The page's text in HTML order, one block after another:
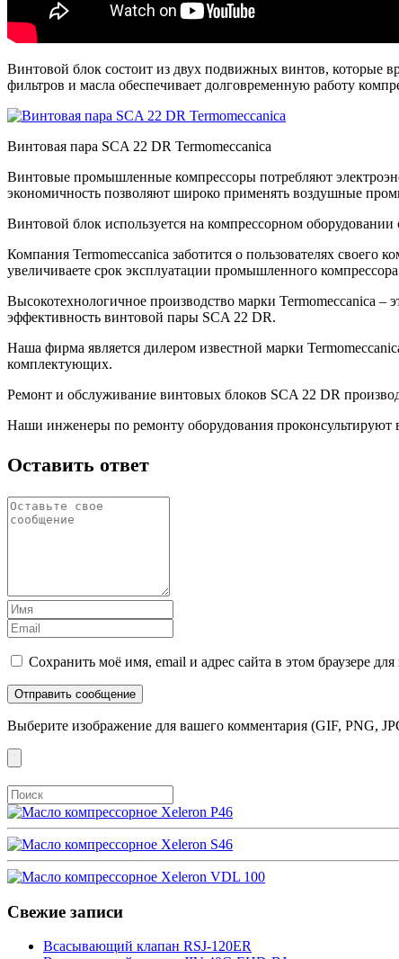
Винтовой блок состоит из двух подвижных винтов, которые
фильтров и масла обеспечивает долговременную работу
Винтовая пара SCA 22 DR Termomeccanica
Винтовые промышленные компрессоры потребляют
экономичность позволяют широко применять воздушные
Винтовой блок используется на компрессорном
Компания Termomeccanica заботится о пользователях
увеличиваете срок эксплуатации промышленного
Высокотехнологичное производство марки Termomeccanica
эффективность винтовой пары SCA 22 DR.
Наша фирма является дилером известной марки
комплектующих.
Ремонт и обслуживание винтовых блоков SCA 22 DR
Наши инженеры по ремонту оборудования проконсультируют
Оставить ответ
Сохранить моё имя, email и адрес сайта в этом браузере
Выберите изображение для вашего комментария (GIF, PNG,
Свежие записи
Всасывающий клапан RSJ-120ER